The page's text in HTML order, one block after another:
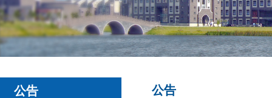
公告 公告